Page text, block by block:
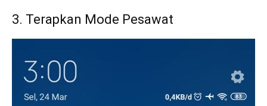
3. Terapkan Mode Pesawat